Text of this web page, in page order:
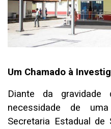
Um Chamado à
Diante da
necessidade de
Secretaria Estadual de